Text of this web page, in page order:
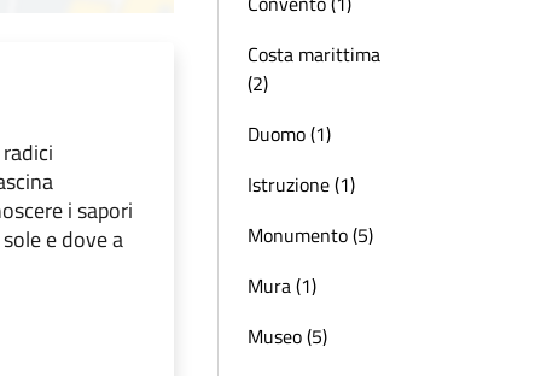
i sapori
e dove a
Costa marittima
(2)
Duomo (1)
Istruzione (1)
Monumento (5)
Mura (1)
Museo (5)